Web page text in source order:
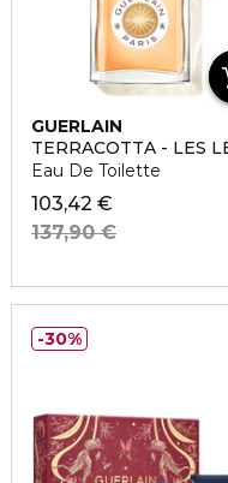
GUERLAIN
TERRACOTTA - LES
Eau De Toilette
103,42 €
137,90 €
30%